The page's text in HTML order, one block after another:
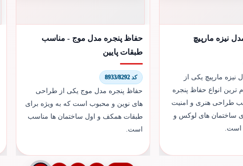
نیزه مارپیچ
مارپیچ یکی از
ترین انواع حفاظ پنجره
طراحی هنری و امنیت
ساختمان های لوکس و
است.
حفاظ پنجره مدل موج - مناسب
طبقات پایین
کد 8933/8292
حفاظ پنجره مدل موج یکی از طراحی
های نوین و محبوب است که به ویژه برای
طبقات همکف و اول ساختمان ها مناسب
است.